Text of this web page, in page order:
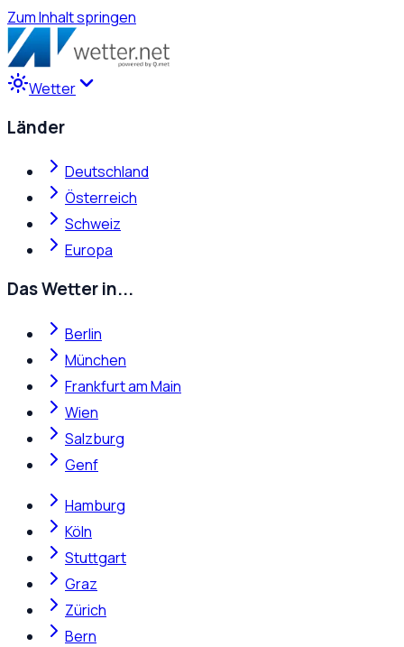
Zum Inhalt springen
Wetter
Länder
Deutschland
Österreich
Schweiz
Europa
Das Wetter in...
Berlin
München
Frankfurt am Main
Wien
Salzburg
Genf
Hamburg
Köln
Stuttgart
Graz
Zürich
Bern